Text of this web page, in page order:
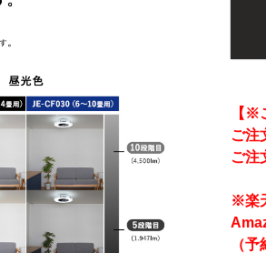
【※
ご注
ご注
※楽
（